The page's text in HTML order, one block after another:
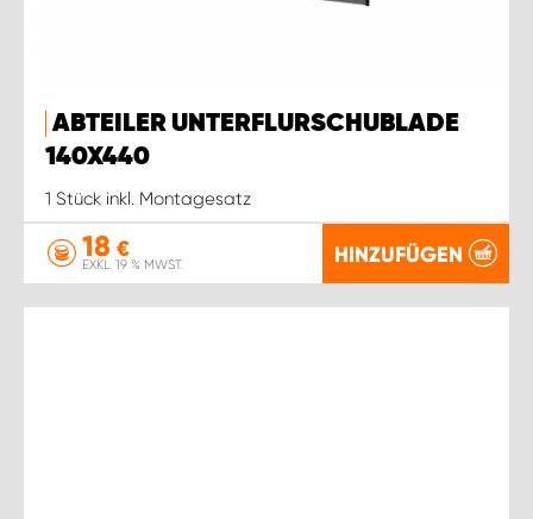
ABTEILER UNTERFLURSCHUBLADE
140X440
1 Stück inkl. Montagesatz
18 €
EXKL. 19 % MWST. HINZUFÜGEN